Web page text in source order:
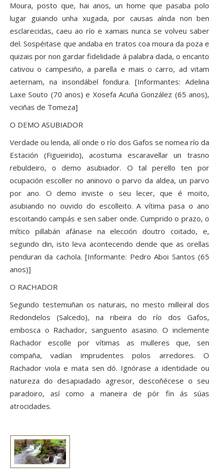
Moura, posto que, hai anos, un home que pasaba polo
lugar guiando unha xugada, por causas aínda non ben
esclarecidas, caeu ao río e xamais nunca se volveu saber
del. Sospéitase que andaba en tratos coa moura da poza e
quizais por non gardar fidelidade á palabra dada, o encanto
cativou o campesiño, a parella e mais o carro, ad vitam
aeternam, na insondábel fondura. [Informantes: Adelina
Laxe Souto (70 anos) e Xosefa Acuña González (65 anos),
veciñas de Tomeza]
O DEMO ASUBIADOR
Verdade ou lenda, alí onde o río dos Gafos se nomea río da
Estación (Figueirido), acostuma escaravellar un trasno
rebuldeiro, o demo asubiador. O tal perello ten por
ocupación escoller no aninovo o parvo da aldea, un parvo
por ano. O demo inviste o seu lecer, que é moito,
asubiando no ouvido do escolleito. A vítima pasa o ano
escoitando campás e sen saber onde. Cumprido o prazo, o
mítico pillabán afánase na elección doutro coitado, e,
segundo din, isto leva acontecendo dende que as orellas
penduran da cachola. [Informante: Pedro Aboi Santos (65
anos)]
O RACHADOR
Segundo testemuñan os naturais, no mesto milleiral dos
Redondelos (Salcedo), na ribeira do río dos Gafos,
embosca o Rachador, sanguento asasino. O inclemente
Rachador escolle por vítimas as mulleres que, sen
compaña, vadían imprudentes polos arredores. O
Rachador viola e mata sen dó. Ignórase a identidade ou
natureza do desapiadado agresor, descoñécese o seu
paradoiro, así como a maneira de pór fin ás súas
atrocidades.